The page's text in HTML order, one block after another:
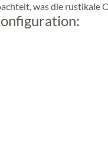
was die rustikale